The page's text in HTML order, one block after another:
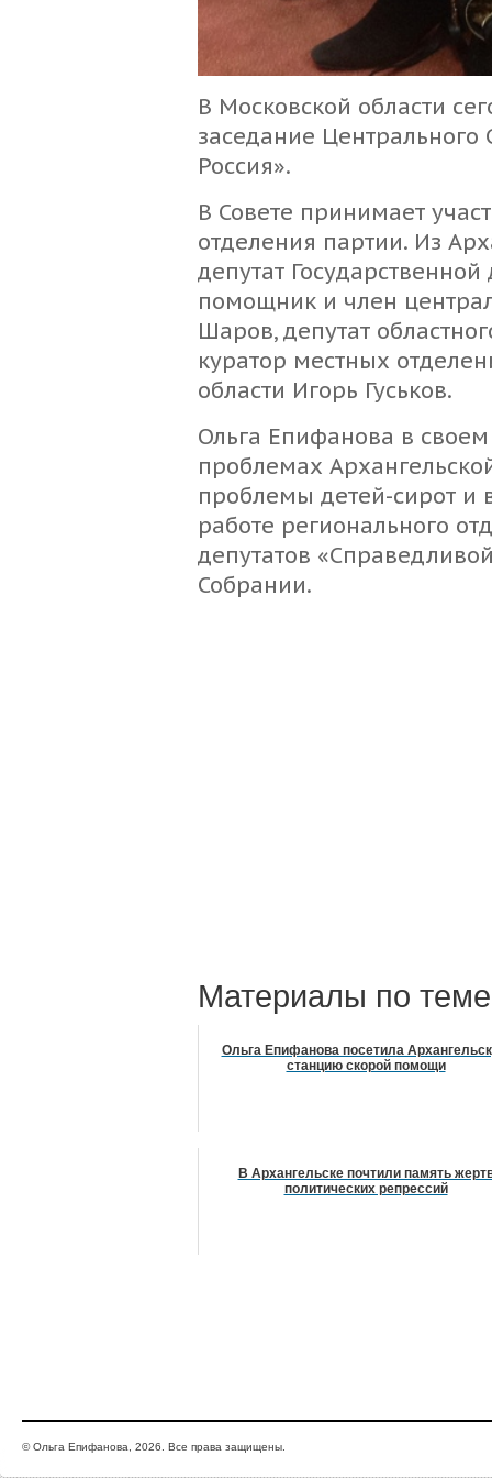
В Московской области
заседание
Россия».
В Совете принимает
отделения партии. Из
депутат
помощник и член
Шаров, депутат
куратор местных
области Игорь Гуськов.
Ольга Епифанова в
проблемах
проблемы детей-сирот и
работе регионального
депутатов
Собрании.
Материалы по
Ольга Епифанова посетила
станцию скорой помощи
В Архангельске почтили память
политических репрессий
© Ольга Епифанова, 2026. Все права защищены.